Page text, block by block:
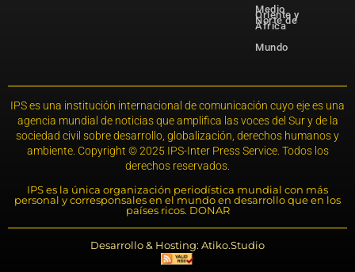
Medio
Oriente y
Norte de
África
Mundo
IPS es una institución internacional de comunicación cuyo eje es una
agencia mundial de noticias que amplifica las voces del Sur y de la
sociedad civil sobre desarrollo, globalización, derechos humanos y
ambiente. Copyright © 2025 IPS-Inter Press Service. Todos los
derechos reservados.
IPS es la única organización periodística mundial con más
personal y corresponsales en el mundo en desarrollo que en los
países ricos. DONAR
Desarrollo & Hosting: Atiko.Studio